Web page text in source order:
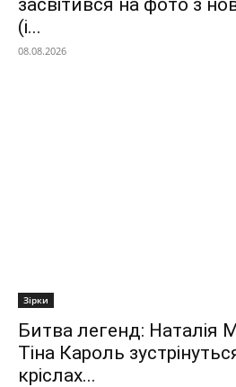
(і...
08.08.2026
Зірки
Битва легенд: Наталія
Тіна Кароль
кріслах...